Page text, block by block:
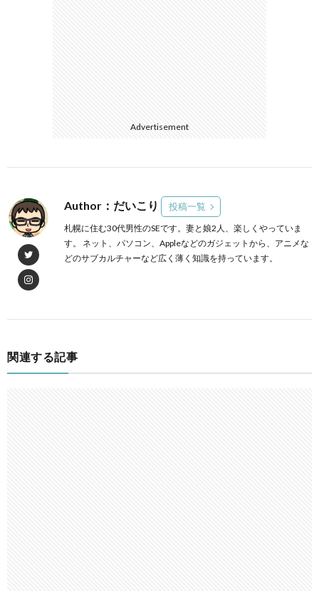
Advertisement
Author：だいこり 投稿一覧
札幌に住む30代男性のSEです。妻と娘2人、楽しくやっていま
す。 ネット、パソコン、Appleなどのガジェットから、アニメな
どのサブカルチャーなど広く薄く知識を持っています。
関連する記事